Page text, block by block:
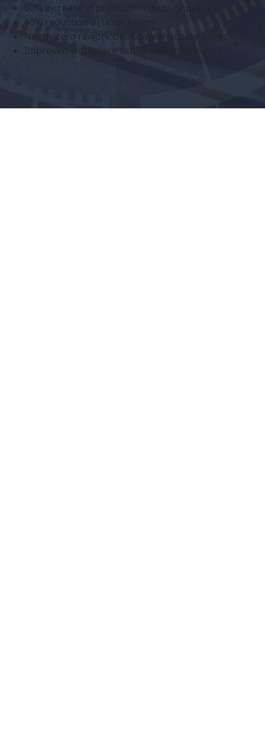
60% increase in production throughput
40% reduction in labor hours
Nearly zero rework due to weld quality issues
Improved workplace safety and ergonomics